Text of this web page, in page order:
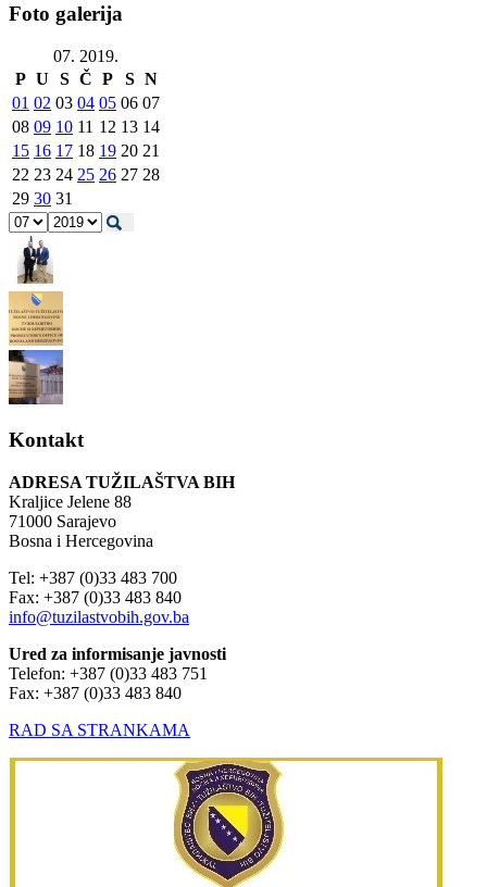
Foto galerija
07. 2019.
P U S Č P S N
01 02 03 04 05 06 07
08 09 10 11 12 13 14
15 16 17 18 19 20 21
22 23 24 25 26 27 28
29 30 31
Kontakt
ADRESA TUŽILAŠTVA BIH
Kraljice Jelene 88
71000 Sarajevo
Bosna i Hercegovina
Tel: +387 (0)33 483 700
Fax: +387 (0)33 483 840
info@tuzilastvobih.gov.ba
Ured za informisanje javnosti
Telefon: +387 (0)33 483 751
Fax: +387 (0)33 483 840
RAD SA STRANKAMA